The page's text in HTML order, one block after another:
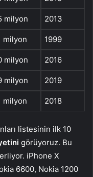
milyon 2013
milyon 1999
milyon 2016
milyon 2019
milyon 2018
listesinin ilk 10
görüyoruz. Bu
iPhone X
6600, Nokia 1200